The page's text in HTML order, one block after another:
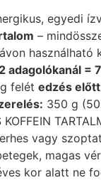
egyedi
–
használható
adagolókanál =
felét edzés
350 g
KOFFEIN
vagy
magas
kor alatt ne